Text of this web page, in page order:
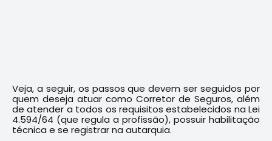
Veja, a seguir, os passos que devem ser seguidos por
quem deseja atuar como Corretor de Seguros, além
de atender a todos os requisitos estabelecidos na Lei
4.594/64 (que regula a profissão), possuir habilitação
técnica e se registrar na autarquia.